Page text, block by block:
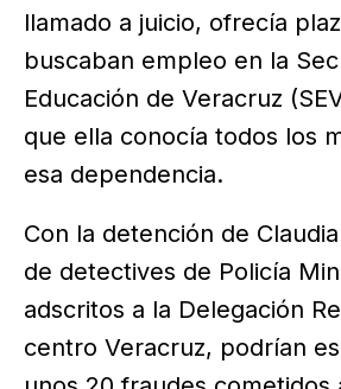
llamado a juicio, ofrecía
buscaban empleo en la
Educación de Veracruz
que ella conocía todos los
esa dependencia.
Con la detención de
de detectives de Policía
adscritos a la Delegación
centro Veracruz, podrían